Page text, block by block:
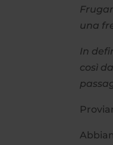
una
In
così